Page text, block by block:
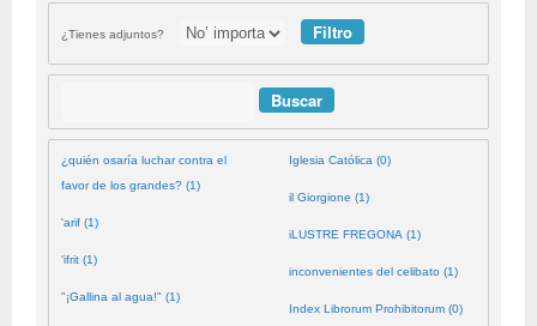
¿Tienes adjuntos?
¿quién osaría luchar contra el
favor de los grandes? (1)
'arif (1)
'ifrit (1)
"¡Gallina al agua!" (1)
Iglesia Católica (0)
il Giorgione (1)
iLUSTRE FREGONA (1)
inconvenientes del celibato (1)
Index Librorum Prohibitorum (0)